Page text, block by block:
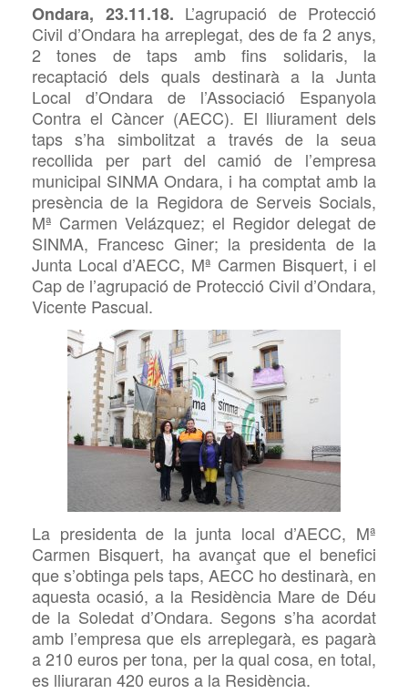
Ondara, 23.11.18. L’agrupació de Protecció
Civil d’Ondara ha arreplegat, des de fa 2 anys,
2 tones de taps amb fins solidaris, la
recaptació dels quals destinarà a la Junta
Local d’Ondara de l’Associació Espanyola
Contra el Càncer (AECC). El lliurament dels
taps s’ha simbolitzat a través de la seua
recollida per part del camió de l’empresa
municipal SINMA Ondara, i ha comptat amb la
presència de la Regidora de Serveis Socials,
Mª Carmen Velázquez; el Regidor delegat de
SINMA, Francesc Giner; la presidenta de la
Junta Local d’AECC, Mª Carmen Bisquert, i el
Cap de l’agrupació de Protecció Civil d’Ondara,
Vicente Pascual.
La presidenta de la junta local d’AECC, Mª
Carmen Bisquert, ha avançat que el benefici
que s’obtinga pels taps, AECC ho destinarà, en
aquesta ocasió, a la Residència Mare de Déu
de la Soledat d’Ondara. Segons s’ha acordat
amb l’empresa que els arreplegarà, es pagarà
a 210 euros per tona, per la qual cosa, en total,
es lliuraran 420 euros a la Residència.